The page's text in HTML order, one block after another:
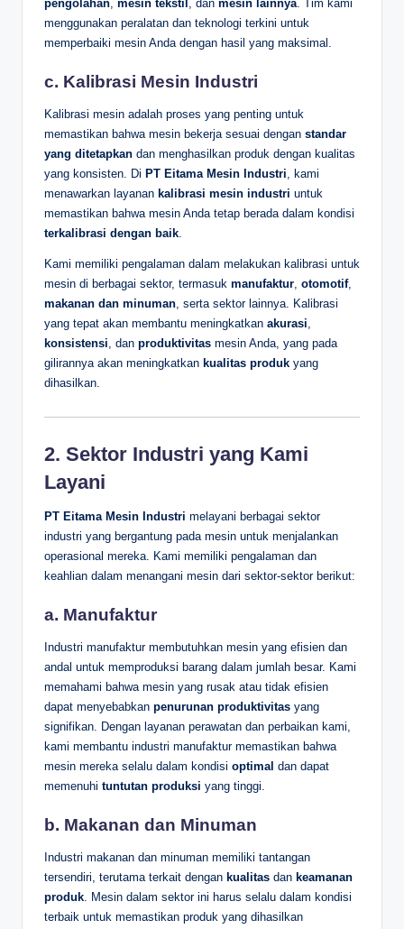
pengolahan mesin tekstil , dan mesin lainnya . Tim kami
menggunakan peralatan dan teknologi terkini untuk
memperbaiki mesin Anda dengan hasil yang maksimal.
c. Kalibrasi Mesin Industri
Kalibrasi mesin adalah proses yang penting untuk
memastikan bahwa mesin bekerja sesuai dengan standar
yang ditetapkan dan menghasilkan produk dengan kualitas
yang konsisten. Di PT Eitama Mesin Industri , kami
menawarkan layanan kalibrasi mesin industri untuk
memastikan bahwa mesin Anda tetap berada dalam kondisi
terkalibrasi dengan baik
Kami memiliki pengalaman dalam melakukan kalibrasi untuk
mesin di berbagai sektor, termasuk manufaktur otomotif,
makanan dan minuman , serta sektor lainnya. Kalibrasi
yang tepat akan membantu meningkatkan akurasi
konsistensi , dan produktivitas mesin Anda, yang pada
gilirannya akan meningkatkan kualitas produk yang
dihasilkan.
2. Sektor Industri yang Kami
Layani
PT Eitama Mesin Industri melayani berbagai sektor
industri yang bergantung pada mesin untuk menjalankan
operasional mereka. Kami memiliki pengalaman dan
keahlian dalam menangani mesin dari sektor-sektor berikut:
a. Manufaktur
Industri manufaktur membutuhkan mesin yang efisien dan
andal untuk memproduksi barang dalam jumlah besar. Kami
memahami bahwa mesin yang rusak atau tidak efisien
dapat menyebabkan penurunan produktivitas yang
signifikan. Dengan layanan perawatan dan perbaikan kami,
kami membantu industri manufaktur memastikan bahwa
mesin mereka selalu dalam kondisi optimal dan dapat
memenuhi tuntutan produksi yang tinggi.
b. Makanan dan Minuman
Industri makanan dan minuman memiliki tantangan
tersendiri, terutama terkait dengan kualitas dan keamanan
produk. Mesin dalam sektor ini harus selalu dalam kondisi
terbaik untuk memastikan produk yang dihasilkan